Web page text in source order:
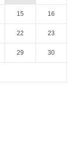
15 16
22 23
29 30